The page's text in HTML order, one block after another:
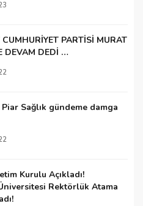
CUMHURİYET PARTİSİ MURAT
DEVAM DEDİ …
Sağlık gündeme damga
Kurulu Açıkladı!
Rektörlük Atama